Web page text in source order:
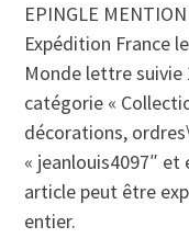
EPINGLE
Expédition France
Monde lettre suivie
catégorie «
décorations,
« jeanlouis4097″ et
article peut être
entier.